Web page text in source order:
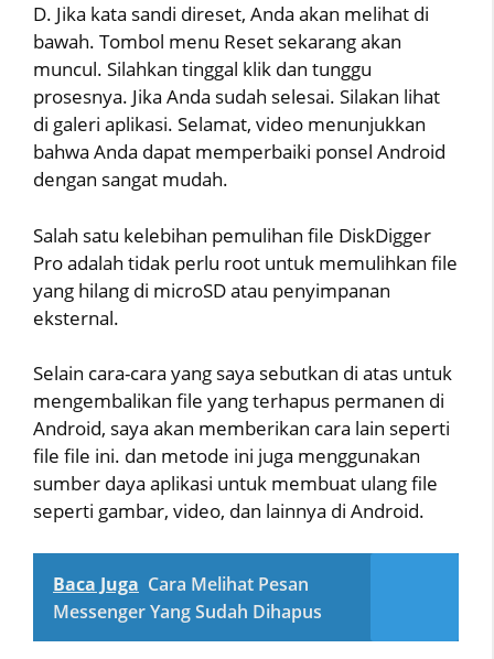
D. Jika kata sandi direset, Anda akan melihat di
bawah. Tombol menu Reset sekarang akan
muncul. Silahkan tinggal klik dan tunggu
prosesnya. Jika Anda sudah selesai. Silakan lihat
di galeri aplikasi. Selamat, video menunjukkan
bahwa Anda dapat memperbaiki ponsel Android
dengan sangat mudah.
Salah satu kelebihan pemulihan file DiskDigger
Pro adalah tidak perlu root untuk memulihkan file
yang hilang di microSD atau penyimpanan
eksternal.
Selain cara-cara yang saya sebutkan di atas untuk
mengembalikan file yang terhapus permanen di
Android, saya akan memberikan cara lain seperti
file file ini. dan metode ini juga menggunakan
sumber daya aplikasi untuk membuat ulang file
seperti gambar, video, dan lainnya di Android.
Baca Juga Cara Melihat Pesan
Messenger Yang Sudah Dihapus